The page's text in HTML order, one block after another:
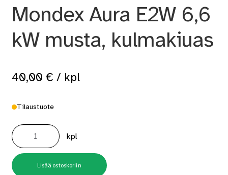
Mondex Aura E2W 6,6
kW musta, kulmakiuas
40,00 € / kpl
Tilaustuote
Mondex
Aura
E2W
6,6
kW
musta,
kulmakiuas
määrä
kpl
Lisää ostoskoriin